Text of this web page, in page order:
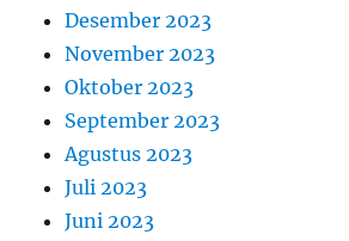
Desember 2023
November 2023
Oktober 2023
September 2023
Agustus 2023
Juli 2023
Juni 2023